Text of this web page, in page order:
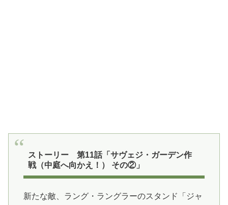
ストーリー 第11話「サヴェジ・ガーデン作
戦（中庭へ向かえ！） その②」
新たな敵、ラング・ラングラーのスタンド「ジャ